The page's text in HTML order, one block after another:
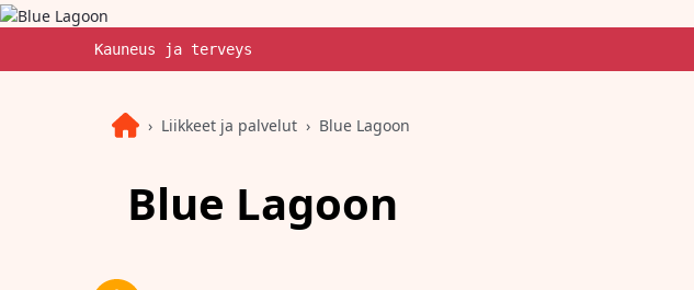
Kauneus ja terveys
Liikkeet ja palvelut Blue Lagoon
Blue Lagoon